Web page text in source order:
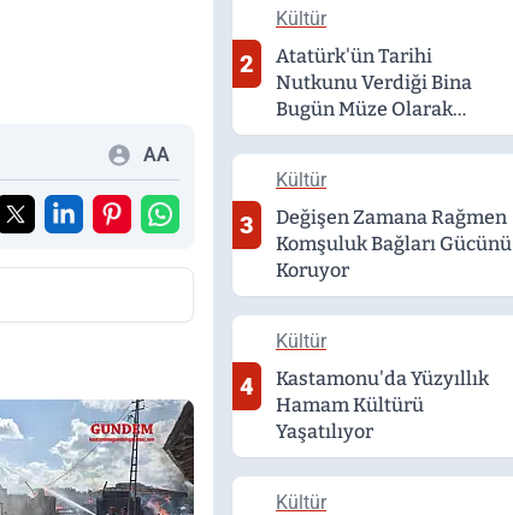
AA
2
Kültür
Atatürk'ün Tarihi
Nutkunu Verdiği Bina
Bugün Müze Olarak
Hizmet Veriyor
3
Kültür
Değişen Zamana Rağmen
Komşuluk Bağları Gücünü
Koruyor
4
Kültür
Kastamonu'da Yüzyıllık
Hamam Kültürü
Yaşatılıyor
Kültür